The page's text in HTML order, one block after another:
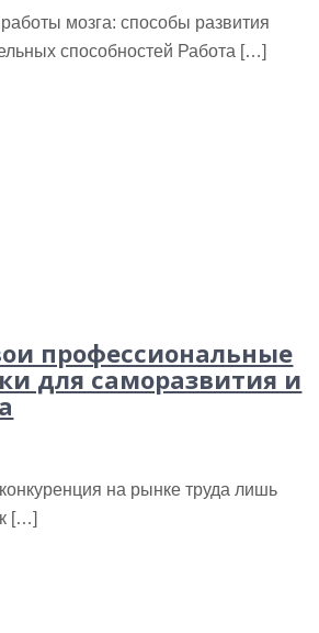
мозга: способы развития
способностей Работа […]
профессиональные
для саморазвития и
на рынке труда лишь
[…]